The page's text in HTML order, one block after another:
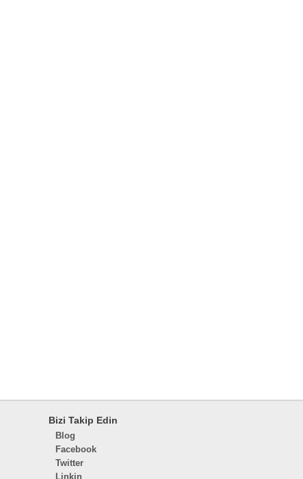
Bizi Takip Edin
Blog
Facebook
Twitter
Linkin